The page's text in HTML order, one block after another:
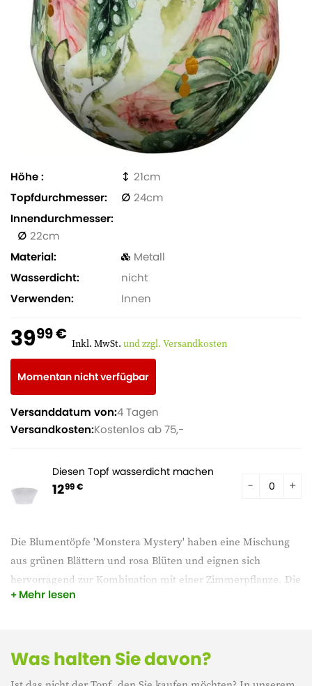
Die Blumentöpfe 'Monstera Mystery' haben eine Mischung
aus grünen Blättern und rosa Blüten und eignen sich
hervorragend zur Kombination mit einer Zimmerpflanze. Die
Designed by Lammie Produkte sind aus Metall gefertigt und
Mehr lesen
Höhe
21
Topfdurchmesser
24
Innendurchmesser
22
Material
Metall
Wasserdicht
nicht
Verwenden
Innen
3999 € Inkl. MwSt. und zzgl. Versandkosten
Momentan nicht verfügbar
Versanddatum von:4 Tagen
Versandkosten:Kostenlos ab 75,-
Diesen Topf wasserdicht machen
1299 €
Was halten Sie davon?